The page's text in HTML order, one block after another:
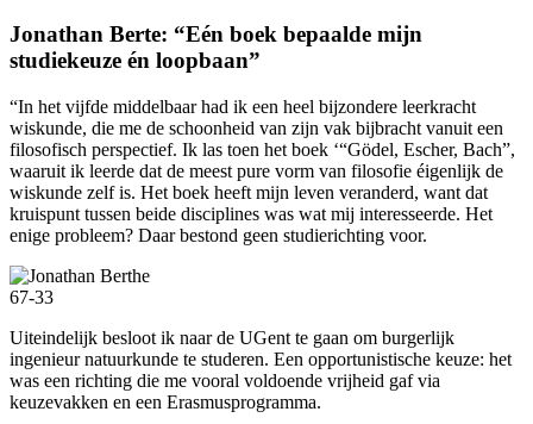
Jonathan Berte: “Eén boek bepaalde mijn
studiekeuze én loopbaan”
“In het vijfde middelbaar had ik een heel bijzondere leerkracht
wiskunde, die me de schoonheid van zijn vak bijbracht vanuit een
filosofisch perspectief. Ik las toen het boek ‘“Gödel, Escher, Bach”,
waaruit ik leerde dat de meest pure vorm van filosofie éigenlijk de
wiskunde zelf is. Het boek heeft mijn leven veranderd, want dat
kruispunt tussen beide disciplines was wat mij interesseerde. Het
enige probleem? Daar bestond geen studierichting voor.
67-33
Uiteindelijk besloot ik naar de UGent te gaan om burgerlijk
ingenieur natuurkunde te studeren. Een opportunistische keuze: het
was een richting die me vooral voldoende vrijheid gaf via
keuzevakken en een Erasmusprogramma.